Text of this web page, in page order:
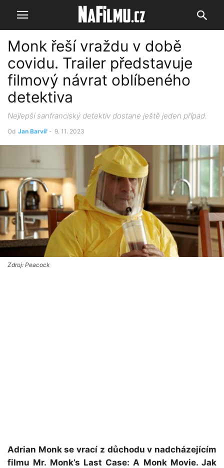
Monk řeší vraždu v době
covidu. Trailer představuje
filmový návrat oblíbeného
detektiva
Nejlepší sanfranciský detektiv dostane ještě jeden případ.
Od Jan Barvíř - 9. 11. 2023
Zdroj: Peacock
Adrian Monk se vrací z důchodu v nadcházejícím
filmu Mr. Monk’s Last Case: A Monk Movie. Jak